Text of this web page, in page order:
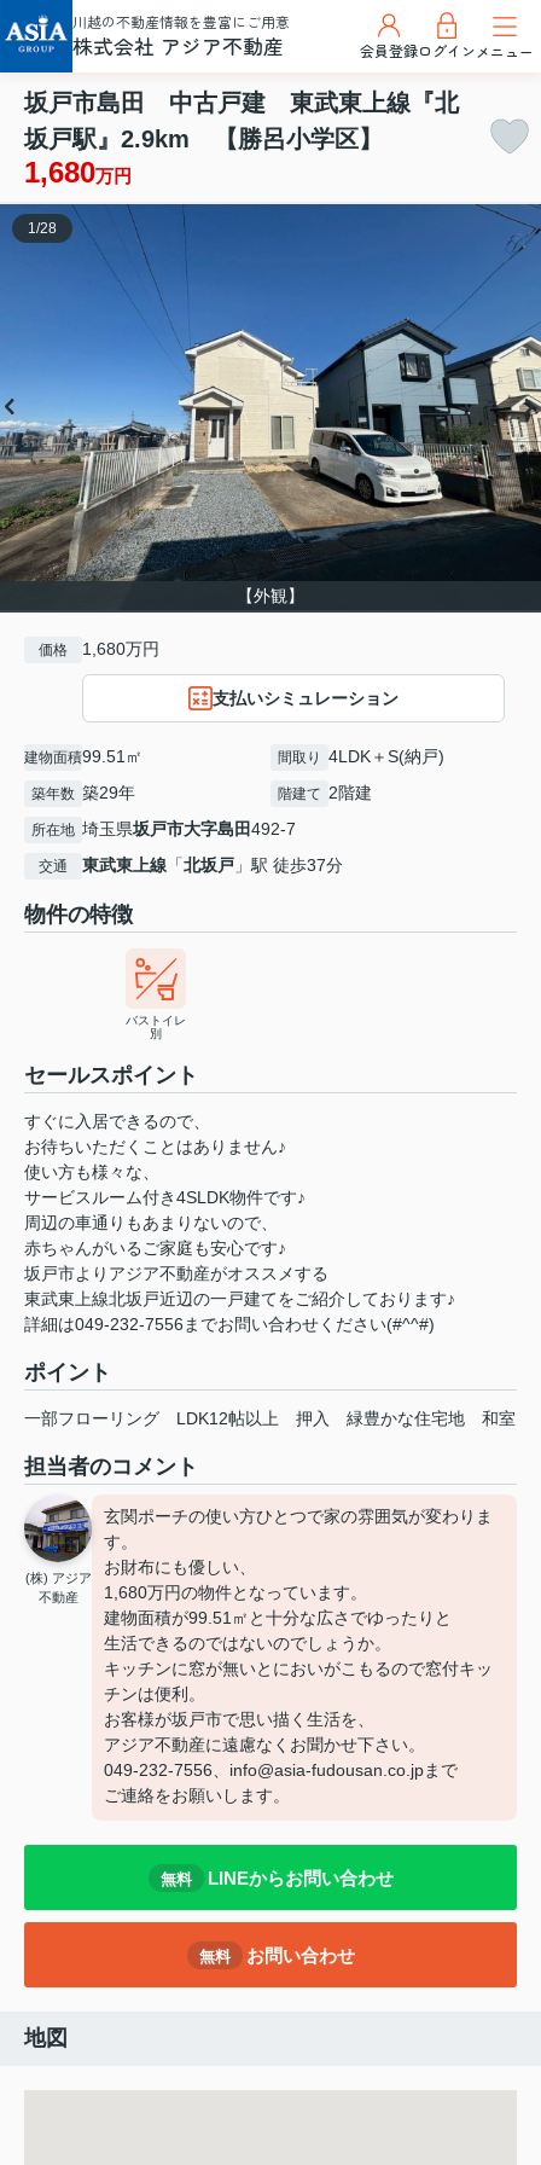
川越の不動産情報を豊富にご用意
株式会社 アジア不動産 会員登録ログインメニュー
坂戸市島田 中古戸建 東武東上線『北
坂戸駅』2.9km 【勝呂小学区】
1,680万円
【外観】
1 /28
価格 1,680万円
支払いシミュレーション
建物面積99.51㎡ 間取り 4LDK＋S(納戸)
築年数 築29年 階建て 2階建
所在地 埼玉県坂戸市大字島田492-7
交通 東武東上線 「北坂戸 」駅 徒歩37分
物件の特徴
バストイレ
別
セールスポイント
すぐに入居できるので、
お待ちいただくことはありません♪
使い方も様々な、
サービスルーム付き4SLDK物件です♪
周辺の車通りもあまりないので、
赤ちゃんがいるご家庭も安心です♪
坂戸市よりアジア不動産がオススメする
東武東上線北坂戸近辺の一戸建てをご紹介しております♪
詳細は049-232-7556までお問い合わせください(#^^#)
ポイント
一部フローリング LDK12帖以上 押入 緑豊かな住宅地 和室
担当者のコメント
(株) アジア
不動産
玄関ポーチの使い方ひとつで家の雰囲気が変わりま
す。
お財布にも優しい、
1,680万円の物件となっています。
建物面積が99.51㎡と十分な広さでゆったりと
生活できるのではないのでしょうか。
キッチンに窓が無いとにおいがこもるので窓付キッ
チンは便利。
お客様が坂戸市で思い描く生活を、
アジア不動産に遠慮なくお聞かせ下さい。
049-232-7556、info@asia-fudousan.co.jpまで
ご連絡をお願いします。
無料 LINEからお問い合わせ
無料 お問い合わせ
地図